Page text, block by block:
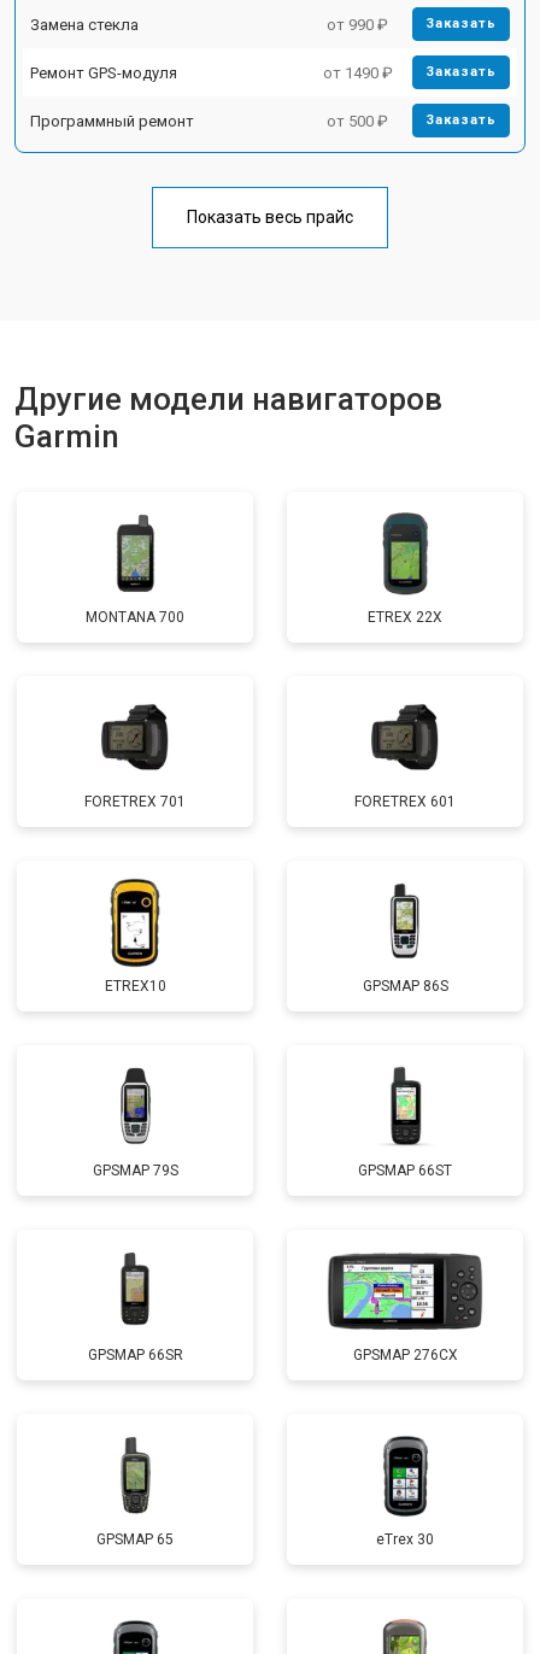
Замена стекла от 990 ₽ Заказать
Ремонт GPS-модуля от 1490 ₽ Заказать
Программный ремонт от 500 ₽ Заказать
Показать весь прайс
Другие модели навигаторов
Garmin
MONTANA 700 ETREX 22X
FORETREX 701 FORETREX 601
ETREX10 GPSMAP 86S
GPSMAP 79S GPSMAP 66ST
GPSMAP 66SR GPSMAP 276CX
GPSMAP 65 eTrex 30